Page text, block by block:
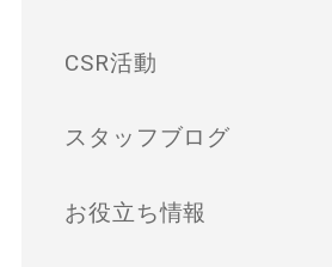
CSR活動
スタッフブログ
お役立ち情報